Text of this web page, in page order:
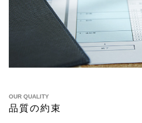
OUR QUALITY
品質の約束